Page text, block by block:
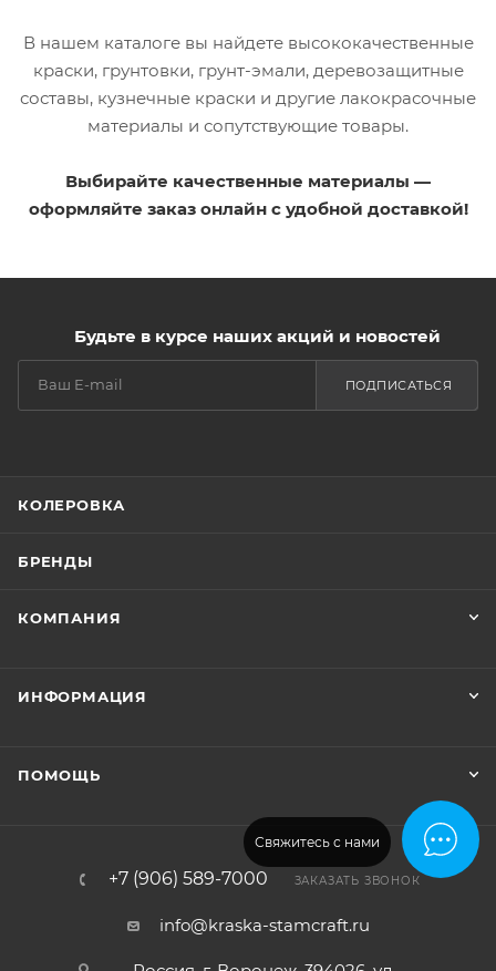
Свяжитесь с нами
В нашем каталоге вы найдете высококачественные
краски, грунтовки, грунт-эмали, деревозащитные
составы, кузнечные краски и другие лакокрасочные
материалы и сопутствующие товары.
Выбирайте качественные материалы —
оформляйте заказ онлайн с удобной доставкой!
Будьте в курсе наших акций и новостей
ПОДПИСАТЬСЯ
КОЛЕРОВКА
БРЕНДЫ
КОМПАНИЯ
ИНФОРМАЦИЯ
ПОМОЩЬ
+7 (906) 589-7000 ЗАКАЗАТЬ ЗВОНОК
info@kraska-stamcraft.ru